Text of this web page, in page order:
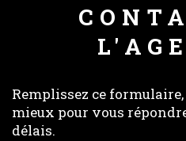
Remplissez ce
mieux pour vous
délais.